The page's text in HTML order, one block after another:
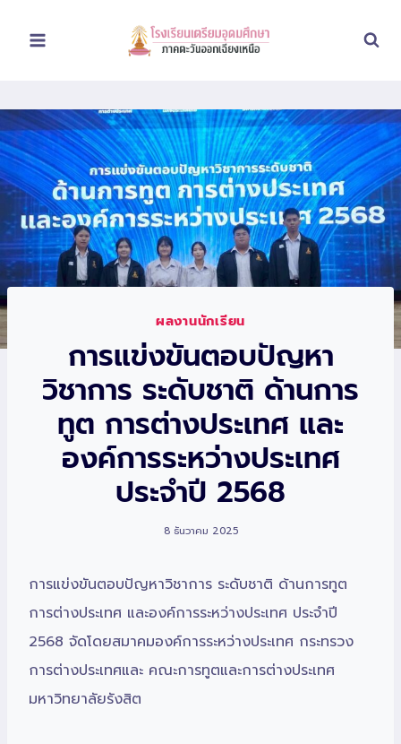
ผลงานนักเรียน
การแข่งขันตอบปัญหา
วิชาการ ระดับชาติ ด้านการ
ทูต การต่างประเทศ และ
องค์การระหว่างประเทศ
ประจำปี 2568
8 ธันวาคม 2025
การแข่งขันตอบปัญหาวิชาการ ระดับชาติ ด้านการทูต
การต่างประเทศ และองค์การระหว่างประเทศ ประจำปี
2568 จัดโดยสมาคมองค์การระหว่างประเทศ กระทรวง
การต่างประเทศและ คณะการทูตและการต่างประเทศ
มหาวิทยาลัยรังสิต